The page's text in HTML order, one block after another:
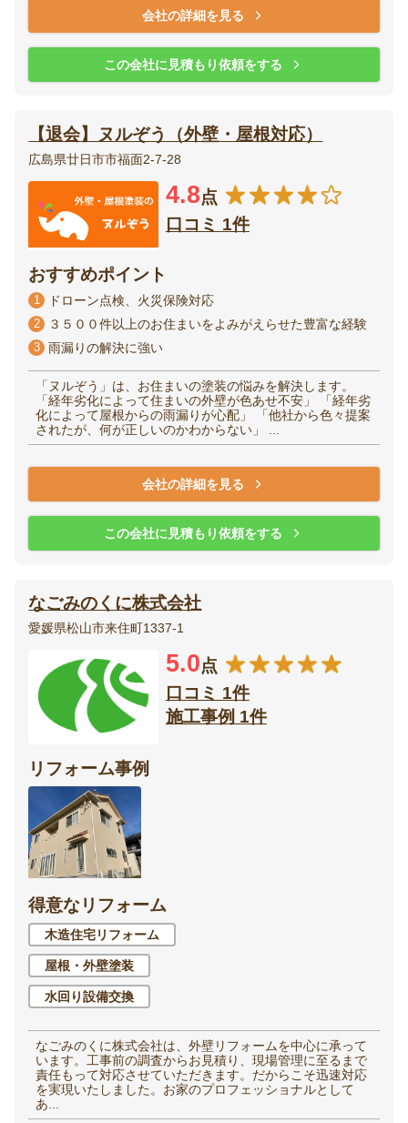
会社の詳細を見る
この会社に見積もり依頼をする
【退会】ヌルぞう（外壁・屋根対応）
広島県廿日市市福面2-7-28
4.8点
口コミ 1件
おすすめポイント
1 ドローン点検、火災保険対応
2 ３５００件以上のお住まいをよみがえらせた豊富な経験
3 雨漏りの解決に強い
「ヌルぞう」は、お住まいの塗装の悩みを解決します。
「経年劣化によって住まいの外壁が色あせ不安」 「経年劣
化によって屋根からの雨漏りが心配」 「他社から色々提案
されたが、何が正しいのかわからない」 ...
会社の詳細を見る
この会社に見積もり依頼をする
なごみのくに株式会社
愛媛県松山市来住町1337-1
5.0点
口コミ 1件
施工事例 1件
リフォーム事例
得意なリフォーム
木造住宅リフォーム
屋根・外壁塗装
水回り設備交換
なごみのくに株式会社は、外壁リフォームを中心に承って
います。工事前の調査からお見積り、現場管理に至るまで
責任もって対応させていただきます。だからこそ迅速対応
を実現いたしました。お家のプロフェッショナルとして
あ...